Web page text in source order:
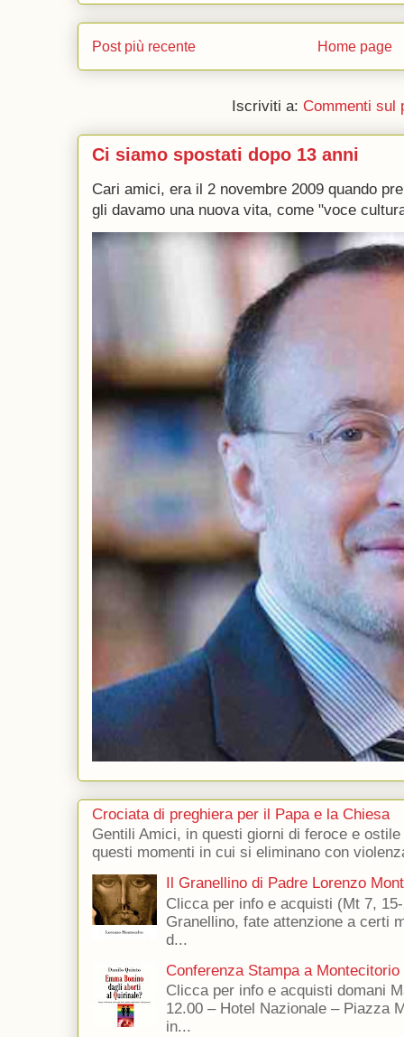
Post più recente Home page
Iscriviti a: Commenti sul
Ci siamo spostati dopo 13 anni
Cari amici, era il 2 novembre 2009 quando
gli davamo una nuova vita, come "voce
Crociata di preghiera per il Papa e la Chiesa
Gentili Amici, in questi giorni di feroce e
questi momenti in cui si eliminano con
Il Granellino di Padre Lorenzo
Clicca per info e acquisti (Mt 7,
Granellino, fate attenzione a certi
d...
Conferenza Stampa a Montecitorio
Clicca per info e acquisti domani
12.00 – Hotel Nazionale – Piazza
in...